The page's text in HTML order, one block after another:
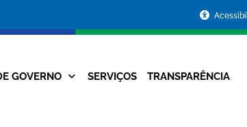
da
Prefeitura
Navegação
GOVERNO SERVIÇOS TRANSPARÊNCIA